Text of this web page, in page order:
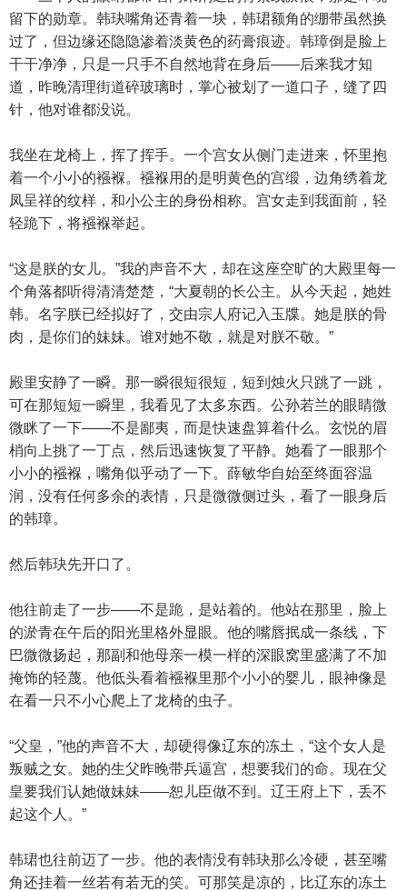
留下的勋章。韩玦嘴角还青着一块，韩珺额角的绷带虽然换
过了，但边缘还隐隐渗着淡黄色的药膏痕迹。韩璋倒是脸上
干干净净，只是一只手不自然地背在身后——后来我才知
道，昨晚清理街道碎玻璃时，掌心被划了一道口子，缝了四
针，他对谁都没说。
我坐在龙椅上，挥了挥手。一个宫女从侧门走进来，怀里抱
着一个小小的襁褓。襁褓用的是明黄色的宫缎，边角绣着龙
凤呈祥的纹样，和小公主的身份相称。宫女走到我面前，轻
轻跪下，将襁褓举起。
“这是朕的女儿。”我的声音不大，却在这座空旷的大殿里每一
个角落都听得清清楚楚，“大夏朝的长公主。从今天起，她姓
韩。名字朕已经拟好了，交由宗人府记入玉牒。她是朕的骨
肉，是你们的妹妹。谁对她不敬，就是对朕不敬。”
殿里安静了一瞬。那一瞬很短很短，短到烛火只跳了一跳，
可在那短短一瞬里，我看见了太多东西。公孙若兰的眼睛微
微眯了一下——不是鄙夷，而是快速盘算着什么。玄悦的眉
梢向上挑了一丁点，然后迅速恢复了平静。她看了一眼那个
小小的襁褓，嘴角似乎动了一下。薛敏华自始至终面容温
润，没有任何多余的表情，只是微微侧过头，看了一眼身后
的韩璋。
然后韩玦先开口了。
他往前走了一步——不是跪，是站着的。他站在那里，脸上
的淤青在午后的阳光里格外显眼。他的嘴唇抿成一条线，下
巴微微扬起，那副和他母亲一模一样的深眼窝里盛满了不加
掩饰的轻蔑。他低头看着襁褓里那个小小的婴儿，眼神像是
在看一只不小心爬上了龙椅的虫子。
“父皇，”他的声音不大，却硬得像辽东的冻土，“这个女人是
叛贼之女。她的生父昨晚带兵逼宫，想要我们的命。现在父
皇要我们认她做妹妹——恕儿臣做不到。辽王府上下，丢不
起这个人。”
韩珺也往前迈了一步。他的表情没有韩玦那么冷硬，甚至嘴
角还挂着一丝若有若无的笑。可那笑是凉的，比辽东的冻土